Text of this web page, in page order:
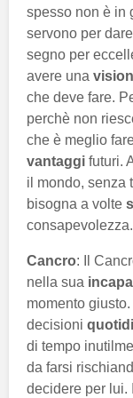
spesso non è in
servono per
segno per
avere una
che deve fare.
perchè non
che è meglio
vantaggi futuri.
il mondo, senza
bisogna a volte
consapevolezza.
Cancro: Il
nella sua
momento
decisioni
di tempo
da farsi
decidere per lui.